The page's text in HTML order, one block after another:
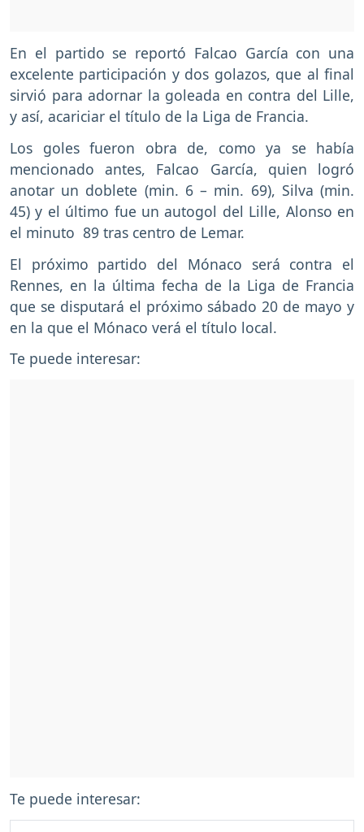
En el partido se reportó Falcao García con una
excelente participación y dos golazos, que al final
sirvió para adornar la goleada en contra del Lille,
y así, acariciar el título de la Liga de Francia.
Los goles fueron obra de, como ya se había
mencionado antes, Falcao García, quien logró
anotar un doblete (min. 6 – min. 69), Silva (min.
45) y el último fue un autogol del Lille, Alonso en
el minuto 89 tras centro de Lemar.
El próximo partido del Mónaco será contra el
Rennes, en la última fecha de la Liga de Francia
que se disputará el próximo sábado 20 de mayo y
en la que el Mónaco verá el título local.
Te puede interesar:
Te puede interesar: